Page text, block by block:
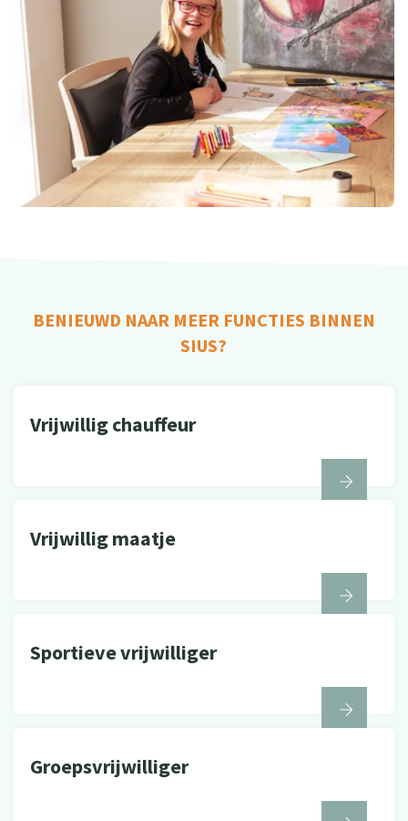
BENIEUWD NAAR MEER FUNCTIES BINNEN
SIUS?
Vrijwillig chauffeur
Vrijwillig maatje
Sportieve vrijwilliger
Groepsvrijwilliger